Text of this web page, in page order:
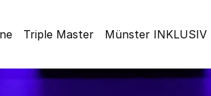
Triple Master Münster INKLUSIV